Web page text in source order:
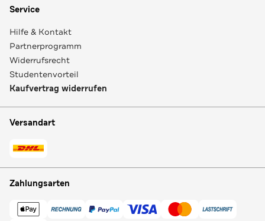
Service
Hilfe & Kontakt
Partnerprogramm
Widerrufsrecht
Studentenvorteil
Kaufvertrag widerrufen
Versandart
Zahlungsarten